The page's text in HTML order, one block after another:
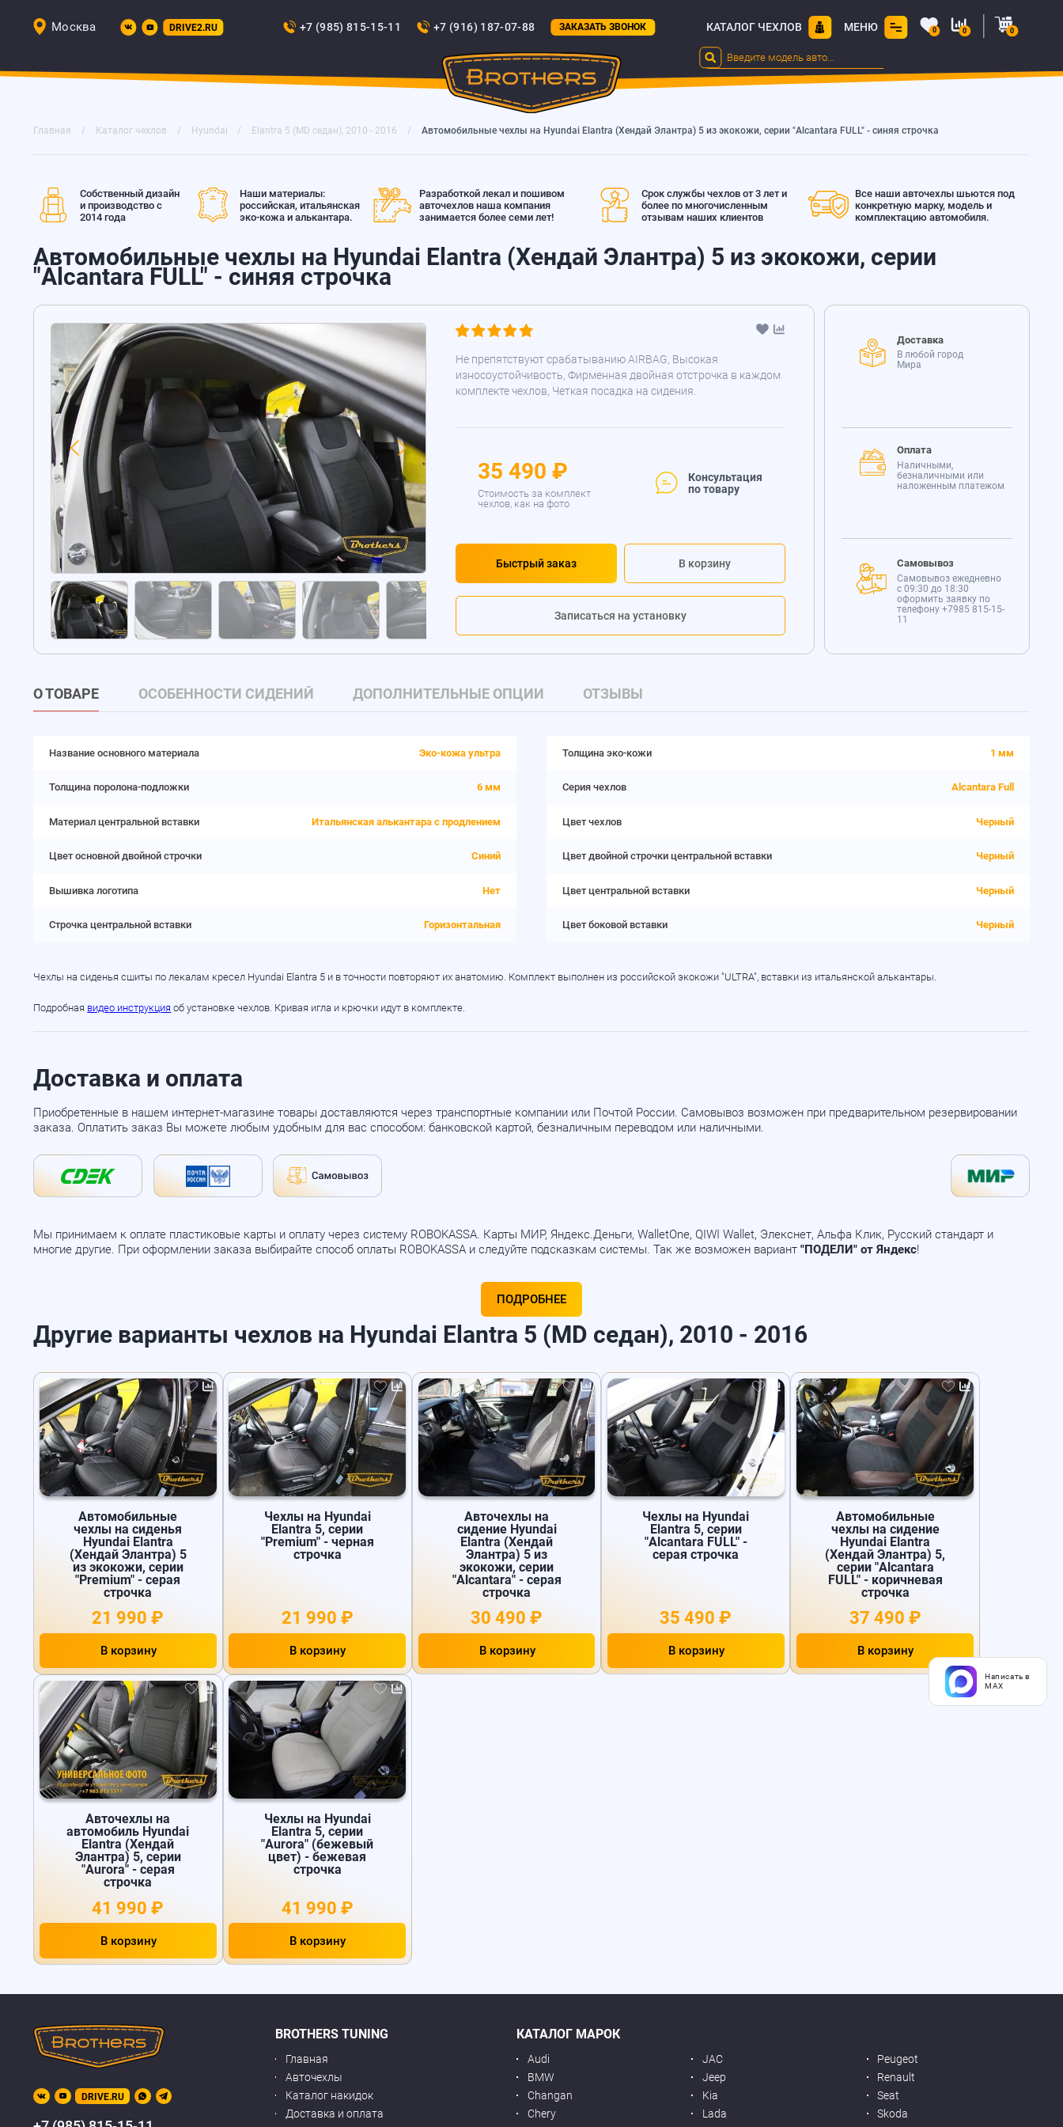
Москва DRIVE2.RU +7 (985) 815-15-11 +7 (916) 187-07-88 ЗАКАЗАТЬ ЗВОНОК КАТАЛОГ ЧЕХЛОВ МЕНЮ 0 0 0
Главная Каталог чехлов Hyundai Elantra 5 (MD седан), 2010 - 2016 Автомобильные чехлы на Hyundai Elantra (Хендай Элантра) 5 из экокожи, серии "Alcantara FULL" - синяя строчка
Собственный дизайн
и производство с
2014 года
Наши материалы:
российская, итальянская
эко-кожа и алькантара.
Разработкой лекал и пошивом
авточехлов наша компания
занимается более семи лет!
Срок службы чехлов от 3 лет и
более по многочисленным
отзывам наших клиентов
Все наши авточехлы шьются под
конкретную марку, модель и
комплектацию автомобиля.
Автомобильные чехлы на Hyundai Elantra (Хендай Элантра) 5 из экокожи, серии
"Alcantara FULL" - синяя строчка
Не препятствуют срабатыванию AIRBAG, Высокая
износоустойчивость, Фирменная двойная отстрочка в каждом
комплекте чехлов, Четкая посадка на сидения.
35 490 ₽
Стоимость за комплект
чехлов, как на фото
Консультация
по товару
Быстрый заказ В корзину
Записаться на установку
Доставка
В любой город
Мира
Оплата
Наличными,
безналичными или
наложенным платежом
Самовывоз
Самовывоз ежедневно
с 09:30 до 18:30
оформить заявку по
телефону +7985 815-15-
11
О ТОВАРЕ ОСОБЕННОСТИ СИДЕНИЙ ДОПОЛНИТЕЛЬНЫЕ ОПЦИИ ОТЗЫВЫ
Название основного материала Эко-кожа ультра Толщина эко-кожи 1 мм
Толщина поролона-подложки 6 мм Серия чехлов Alcantara Full
Материал центральной вставки Итальянская алькантара с продлением Цвет чехлов Черный
Цвет основной двойной строчки Синий Цвет двойной строчки центральной вставки Черный
Вышивка логотипа Нет Цвет центральной вставки Черный
Строчка центральной вставки Горизонтальная Цвет боковой вставки Черный
Чехлы на сиденья сшиты по лекалам кресел Hyundai Elantra 5 и в точности повторяют их анатомию. Комплект выполнен из российской экокожи "ULTRA", вставки из итальянской алькантары.
Подробная видео инструкция об установке чехлов. Кривая игла и крючки идут в комплекте.
Доставка и оплата
Приобретенные в нашем интернет-магазине товары доставляются через транспортные компании или Почтой России. Самовывоз возможен при предварительном резервировании
заказа. Оплатить заказ Вы можете любым удобным для вас способом: банковской картой, безналичным переводом или наличными.
Мы принимаем к оплате пластиковые карты и оплату через систему ROBOKASSA. Карты МИР, Яндекс.Деньги, WalletOne, QIWI Wallet, Элекснет, Альфа Клик, Русский стандарт и
многие другие. При оформлении заказа выбирайте способ оплаты ROBOKASSA и следуйте подсказкам системы. Так же возможен вариант"ПОДЕЛИ" от Яндекс!
ПОДРОБНЕЕ
Другие варианты чехлов на Hyundai Elantra 5 (MD седан), 2010 - 2016
Автомобильные
чехлы на сиденья
Hyundai Elantra
(Хендай Элантра) 5
из экокожи, серии
"Premium" - серая
строчка
21 990 ₽
В корзину
Чехлы на Hyundai
Elantra 5, серии
"Premium" - черная
строчка
21 990 ₽
В корзину
Авточехлы на
сидение Hyundai
Elantra (Хендай
Элантра) 5 из
экокожи, серии
"Alcantara" - серая
строчка
30 490 ₽
В корзину
Чехлы на Hyundai
Elantra 5, серии
"Alcantara FULL" -
серая строчка
35 490 ₽
В корзину
Автомобильные
чехлы на сидение
Hyundai Elantra
(Хендай Элантра) 5,
серии "Alcantara
FULL" - коричневая
строчка
37 490 ₽
В корзину
Авточехлы на
автомобиль Hyundai
Elantra (Хендай
Элантра) 5, серии
"Aurora" - серая
строчка
41 990 ₽
В корзину
Чехлы на Hyundai
Elantra 5, серии
"Aurora" (бежевый
цвет) - бежевая
строчка
41 990 ₽
В корзину
DRIVE.RU
BROTHERS TUNING
Главная
Авточехлы
Каталог накидок
Доставка и оплата
КАТАЛОГ МАРОК
Audi
BMW
Changan
Chery
JAC
Jeep
Kia
Lada
Peugeot
Renault
Seat
Skoda
Написать в
MAX